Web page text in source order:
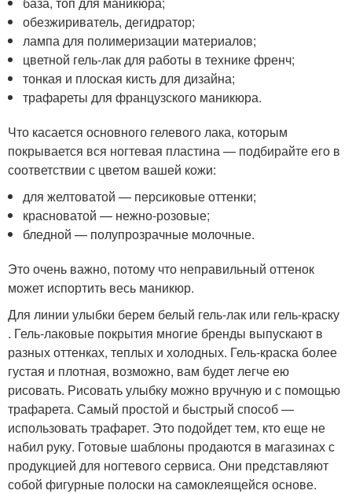
обезжириватель, дегидратор;
лампа для полимеризации материалов;
цветной гель-лак для работы в технике френч;
тонкая и плоская кисть для дизайна;
трафареты для французского маникюра.
Что касается основного гелевого лака, которым
покрывается вся ногтевая пластина — подбирайте его в
соответствии с цветом вашей кожи:
для желтоватой — персиковые оттенки;
красноватой — нежно-розовые;
бледной — полупрозрачные молочные.
Это очень важно, потому что неправильный оттенок
может испортить весь маникюр.
Для линии улыбки берем белый гель-лак или гель-краску
. Гель-лаковые покрытия многие бренды выпускают в
разных оттенках, теплых и холодных. Гель-краска более
густая и плотная, возможно, вам будет легче ею
рисовать. Рисовать улыбку можно вручную и с помощью
трафарета. Самый простой и быстрый способ —
использовать трафарет. Это подойдет тем, кто еще не
набил руку. Готовые шаблоны продаются в магазинах с
продукцией для ногтевого сервиса. Они представляют
собой фигурные полоски на самоклеящейся основе.